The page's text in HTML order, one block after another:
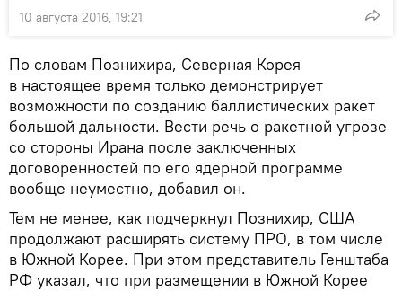
10 августа 2016, 19:21
По словам Познихира, Северная Корея
в настоящее время только демонстрирует
возможности по созданию баллистических ракет
большой дальности. Вести речь о ракетной угрозе
со стороны Ирана после заключенных
договоренностей по его ядерной программе
вообще неуместно, добавил он.
Тем не менее, как подчеркнул Познихир, США
продолжают расширять систему ПРО, в том числе
в Южной Корее. При этом представитель Генштаба
РФ указал, что при размещении в Южной Корее